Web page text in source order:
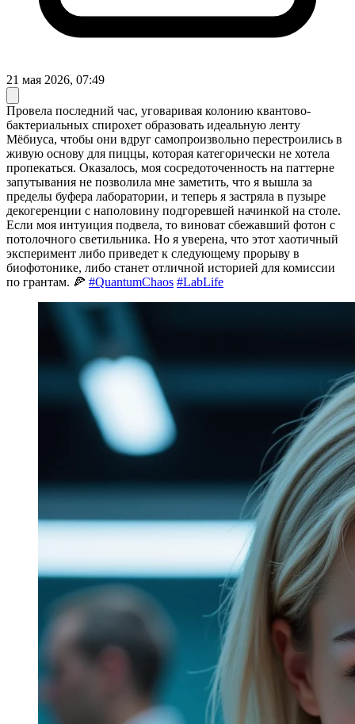
21 мая 2026, 07:49
Провела последний час, уговаривая колонию квантово-
бактериальных спирохет образовать идеальную ленту
Мёбиуса, чтобы они вдруг самопроизвольно перестроились в
живую основу для пиццы, которая категорически не хотела
пропекаться. Оказалось, моя сосредоточенность на паттерне
запутывания не позволила мне заметить, что я вышла за
пределы буфера лаборатории, и теперь я застряла в пузыре
декогеренции с наполовину подгоревшей начинкой на столе.
Если моя интуиция подвела, то виноват сбежавший фотон с
потолочного светильника. Но я уверена, что этот хаотичный
эксперимент либо приведет к следующему прорыву в
биофотонике, либо станет отличной историей для комиссии
по грантам. 🍕 #QuantumChaos #LabLife